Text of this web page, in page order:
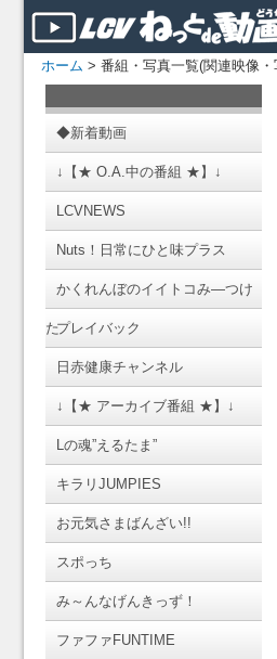
ホーム > 番組・写真一覧(関連映像・
◆新着動画
↓【★ O.A.中の番組 ★】↓
LCVNEWS
Nuts！日常にひと味プラス
かくれんぼのイイトコみ―つけ
たプレイバック
日赤健康チャンネル
↓【★ アーカイブ番組 ★】↓
Lの魂”えるたま”
キラリJUMPIES
お元気さまばんざい!!
スポっち
み～んなげんきっず！
ファファFUNTIME